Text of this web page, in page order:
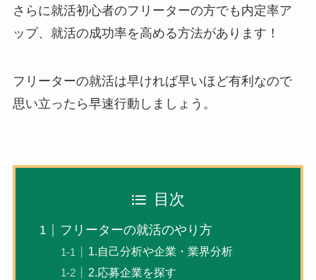
さらに就活初心者のフリーターの方でも内定率ア
ップ、就活の成功率を高める方法があります！
フリーターの就活は早ければ早いほど有利なので
思い立ったら早速行動しましょう。
目次
フリーターの就活のやり方
1.自己分析や企業・業界分析
2.応募企業を探す